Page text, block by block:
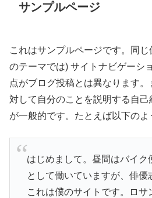
サンプルページ
これはサンプルページです。同じ
のテーマでは) サイトナビゲーシ
点がブログ投稿とは異なります
対して自分のことを説明する自
が一般的です。たとえば以下のよ
はじめまして。昼間はバイク
として働いていますが、俳優
これは僕のサイトです。ロサ